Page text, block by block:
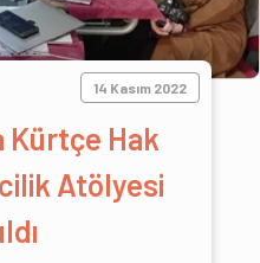
14 Kasım 2022
Kürtçe Hak
Atölyesi